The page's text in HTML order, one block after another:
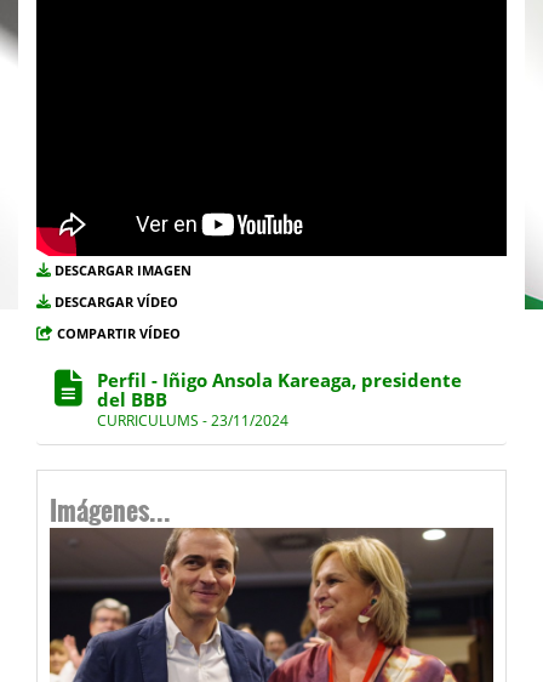
DESCARGAR IMAGEN
DESCARGAR VÍDEO
COMPARTIR VÍDEO
Perfil - Iñigo Ansola Kareaga, presidente
del BBB
CURRICULUMS - 23/11/2024
Imágenes...